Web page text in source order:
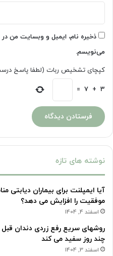
ذخیره نام، ایمیل و وبسایت من در
می‌نویسم.
کپچای تشخیص ربات (لطفا پاسخ
3
+
7
=
نوشته های تازه
آیا ایمپلنت برای بیماران
موفقیت را افزایش می دهد؟
اسفند 4, 1404
روشهای سریع رفع زردی دندان قبل
چند روز سفید می کند
اسفند 3, 1404